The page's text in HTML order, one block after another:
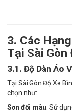
3. Các
Tại Sài Gòn
3.1. Độ Dàn Áo
Tại Sài Gòn Độ Xe
chọn như:
Sơn đổi màu: Sử